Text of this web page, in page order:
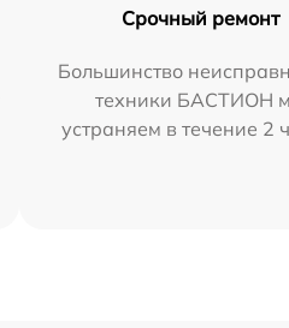
Срочный ремонт
Большинство
техники БАСТИОН
устраняем в течение 2